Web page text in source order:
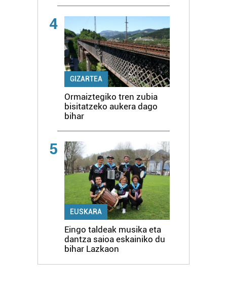
4
GIZARTEA
Ormaiztegiko tren zubia
bisitatzeko aukera dago
bihar
5
EUSKARA
Eingo taldeak musika eta
dantza saioa eskainiko du
bihar Lazkaon